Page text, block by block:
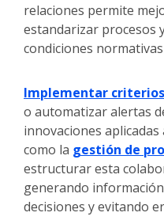
relaciones permite
estandarizar procesos
condiciones
Implementar criterios
o automatizar alertas
innovaciones
como la gestión de
estructurar esta
generando
decisiones y evitando